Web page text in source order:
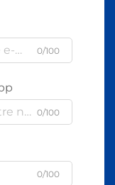
0/100
0/100
0/100